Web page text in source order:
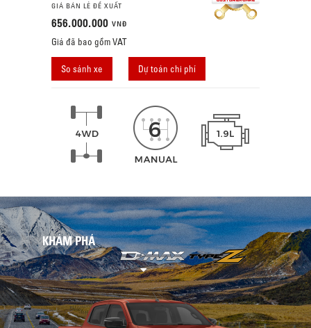
GIÁ BÁN LẺ ĐỀ XUẤT
656.000.000 VNĐ
Giá đã bao gồm VAT
So sánh xe Dự toán chi phí
KHÁM PHÁ